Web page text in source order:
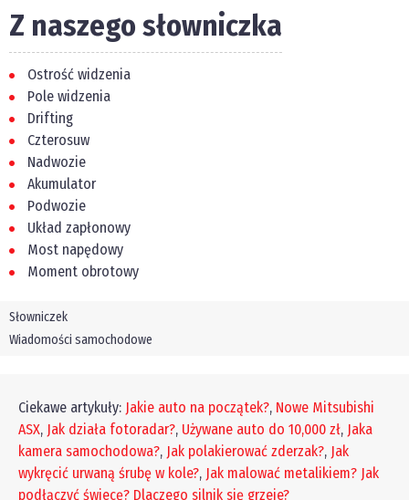
Z naszego słowniczka
Ostrość widzenia
Pole widzenia
Drifting
Czterosuw
Nadwozie
Akumulator
Podwozie
Układ zapłonowy
Most napędowy
Moment obrotowy
Słowniczek
Wiadomości samochodowe
Ciekawe artykuły: Jakie auto na początek?, Nowe Mitsubishi
ASX, Jak działa fotoradar?, Używane auto do 10,000 zł, Jaka
kamera samochodowa?, Jak polakierować zderzak?, Jak
wykręcić urwaną śrubę w kole?, Jak malować metalikiem? Jak
podłączyć świecę? Dlaczego silnik się grzeje?